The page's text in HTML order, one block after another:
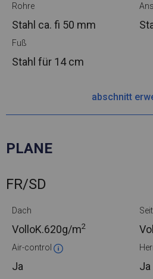
Rohre
Stahl ca. fi 50 mm
Fuß
Stahl für 14 cm
abschnitt
PLANE
FR/SD
Dach
VolloK.620g/m2
Air-control
Ja Ja